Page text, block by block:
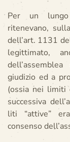
Per un lungo
ritenevano,
dell’art. 1131
legittimato,
giudizio ed a
(ossia nei limiti
successiva
liti “attive”
consenso